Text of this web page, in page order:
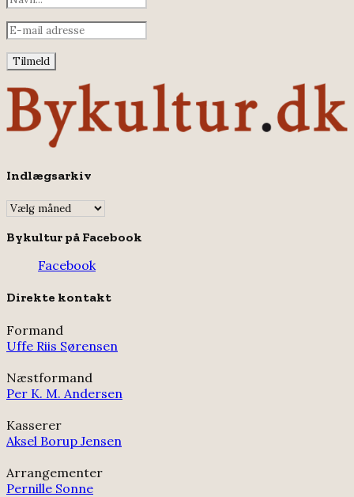
Indlægsarkiv
Indlægsarkiv
Bykultur på Facebook
Facebook
Direkte kontakt
Formand
Uffe Riis Sørensen
Næstformand
Per K. M. Andersen
Kasserer
Aksel Borup Jensen
Arrangementer
Pernille Sonne